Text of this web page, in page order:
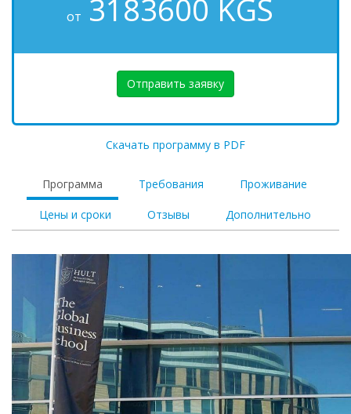
от 3183600 KGS
Отправить заявку
Скачать программу в PDF
Программа Требования Проживание
Цены и сроки Отзывы Дополнительно